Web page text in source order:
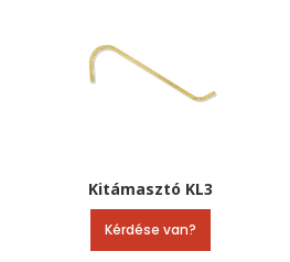
Kitámasztó KL3
Kérdése van?